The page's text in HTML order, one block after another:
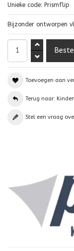
Unieke code: Prismflip
Bijzonder ontworpen
Toevoegen aan
Terug naar:
Stel een vraag